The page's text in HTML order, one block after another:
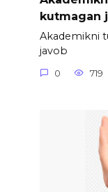
kutmagan
Akademikni
javob
0 719